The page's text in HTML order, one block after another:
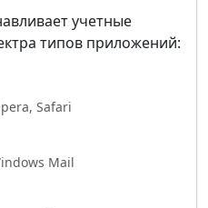
учетные
типов приложений:
Safari
Mail